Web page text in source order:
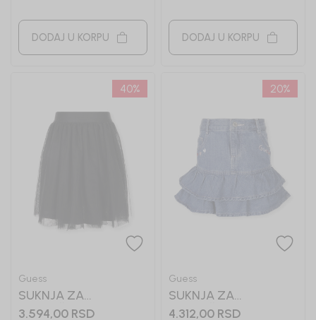
DODAJ U KORPU DODAJ U KORPU
40%
Guess
SUKNJA ZA
DEVOJČICE GUESS
3.594,00 RSD
20%
Guess
SUKNJA ZA
DEVOJČICE GUESS
4.312,00 RSD